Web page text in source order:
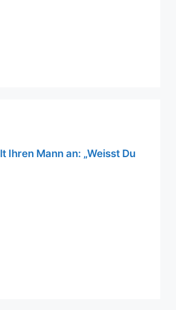
Mann an: „Weisst Du